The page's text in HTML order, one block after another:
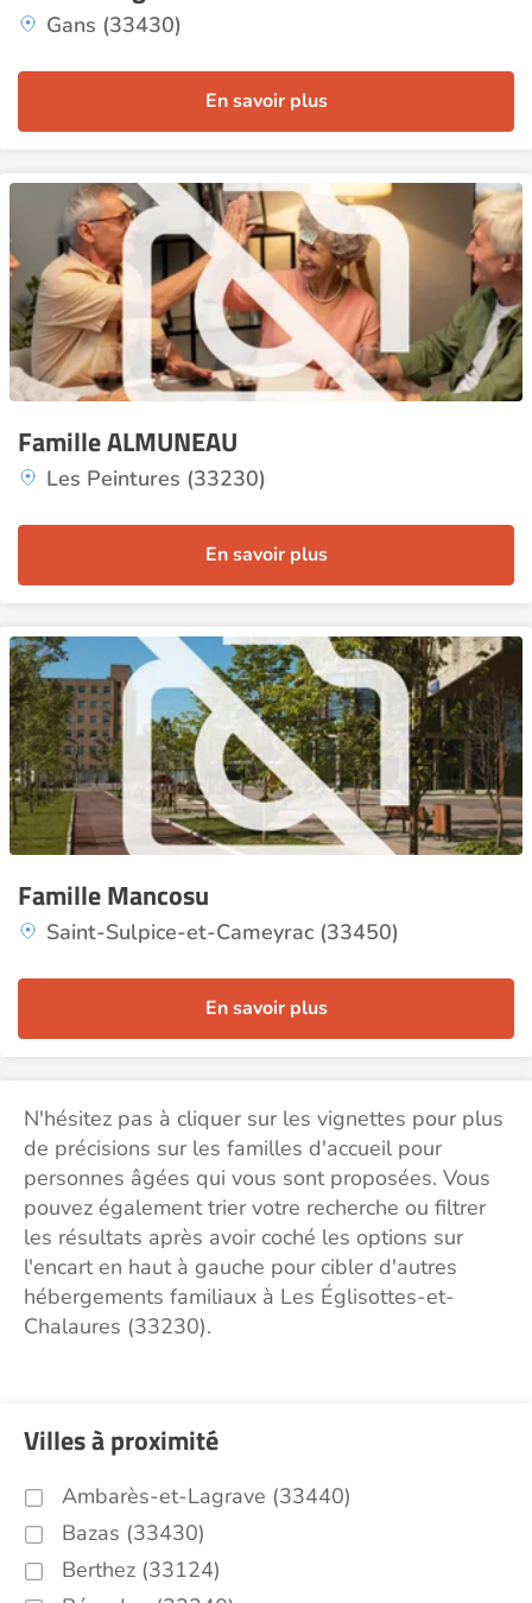
Gans (33430)
En savoir plus
Famille ALMUNEAU
Les Peintures (33230)
En savoir plus
Famille Mancosu
Saint-Sulpice-et-Cameyrac (33450)
En savoir plus
N'hésitez pas à cliquer sur les vignettes pour plus
de précisions sur les familles d'accueil pour
personnes âgées qui vous sont proposées. Vous
pouvez également trier votre recherche ou filtrer
les résultats après avoir coché les options sur
l'encart en haut à gauche pour cibler d'autres
hébergements familiaux à Les Églisottes-et-
Chalaures (33230).
Villes à proximité
Ambarès-et-Lagrave (33440)
Bazas (33430)
Berthez (33124)